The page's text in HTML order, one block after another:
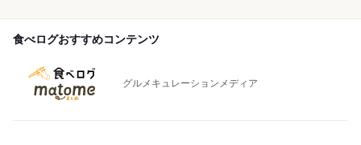
食べログおすすめコンテンツ
グルメキュレーションメディア